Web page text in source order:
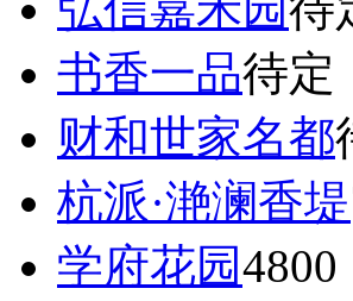
书香一品待定
财和世家名都
杭派·滟澜香堤
学府花园4800